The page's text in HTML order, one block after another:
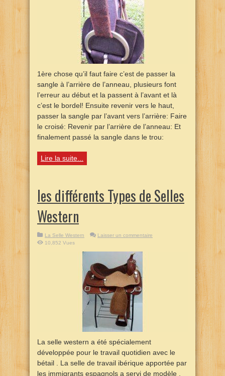
1ère chose qu’il faut faire c’est de passer la
sangle à l’arrière de l’anneau, plusieurs font
l’erreur au début et la passent à l’avant et là
c’est le bordel! Ensuite revenir vers le haut,
passer la sangle par l’avant vers l’arrière: Faire
le croisé: Revenir par l’arrière de l’anneau: Et
finalement passé la sangle dans le trou:
Lire la suite...
les différents Types de Selles
Western
La Selle Western
Laisser un commentaire
10,852 Vues
La selle western a été spécialement
développée pour le travail quotidien avec le
bétail . La selle de travail ibérique apportée par
les immigrants espagnols a servi de modèle .